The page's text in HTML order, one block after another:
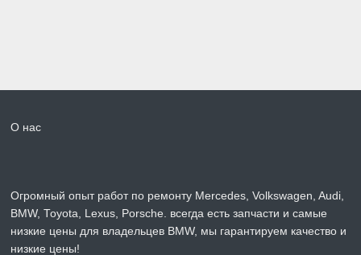
О нас
Огромный опыт работ по ремонту Mercedes, Volkswagen, Audi,
BMW, Toyota, Lexus, Porsche. всегда есть запчасти и самые
низкие цены для владельцев BMW, мы гарантируем качество и
низкие цены!